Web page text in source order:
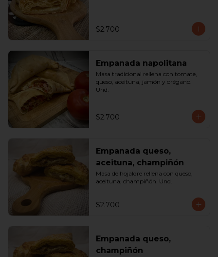
$2.700
Empanada napolitana
Masa tradicional rellena con tomate,
queso, aceituna, jamón y orégano.
Und.
$2.700
Empanada queso,
aceituna, champiñón
Masa de hojaldre rellena con queso,
aceituna, champiñón. Und.
$2.700
Empanada queso,
champiñón